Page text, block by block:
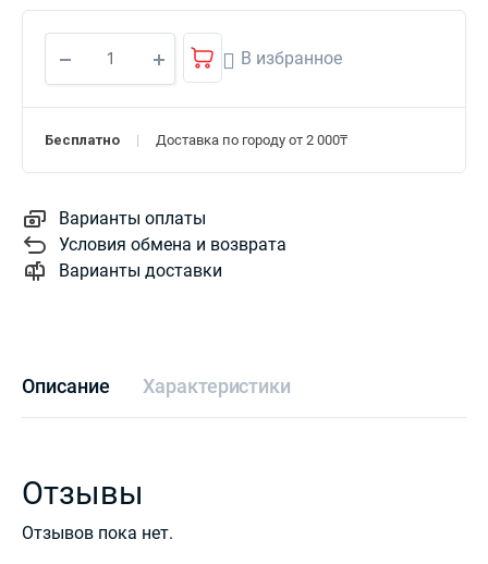
В избранное
Бесплатно Доставка по городу от 2 000₸
Варианты оплаты
Условия обмена и возврата
Варианты доставки
Описание Характеристики
Отзывы
Отзывов пока нет.